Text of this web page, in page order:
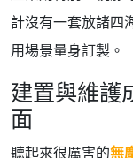
計沒有一套放諸四
用場景量身訂製。
建置與維護
面
聽起來很厲害的無